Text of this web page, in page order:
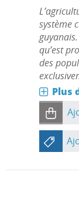
système
qu’est
des
Plus